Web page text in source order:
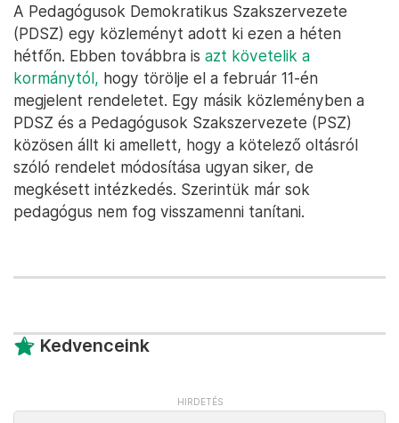
A Pedagógusok Demokratikus Szakszervezete
(PDSZ) egy közleményt adott ki ezen a héten
hétfőn. Ebben továbbra is azt követelik a
kormánytól, hogy törölje el a február 11-én
megjelent rendeletet. Egy másik közleményben a
PDSZ és a Pedagógusok Szakszervezete (PSZ)
közösen állt ki amellett, hogy a kötelező oltásról
szóló rendelet módosítása ugyan siker, de
megkésett intézkedés. Szerintük már sok
pedagógus nem fog visszamenni tanítani.
Kedvenceink